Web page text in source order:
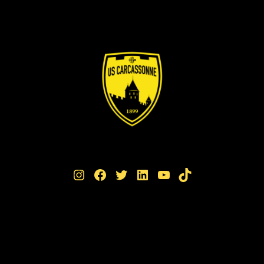
Instagram Facebook Twitter LinkedIn YouTube TikTok